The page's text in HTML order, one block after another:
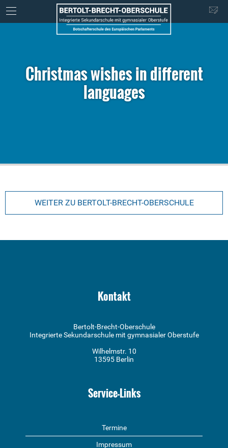
Christmas wishes in different
languages
WEITER ZU BERTOLT-BRECHT-OBERSCHULE
Kontakt
Bertolt-Brecht-Oberschule
Integrierte Sekundarschule mit gymnasialer Oberstufe
Wilhelmstr. 10
13595 Berlin
Service-Links
Termine
Impressum